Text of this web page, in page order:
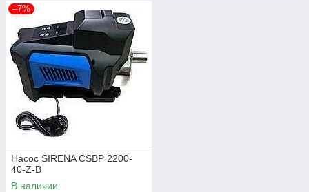
–7%
Насос SIRENA CSBP 2200-
40-Z-B
В наличии